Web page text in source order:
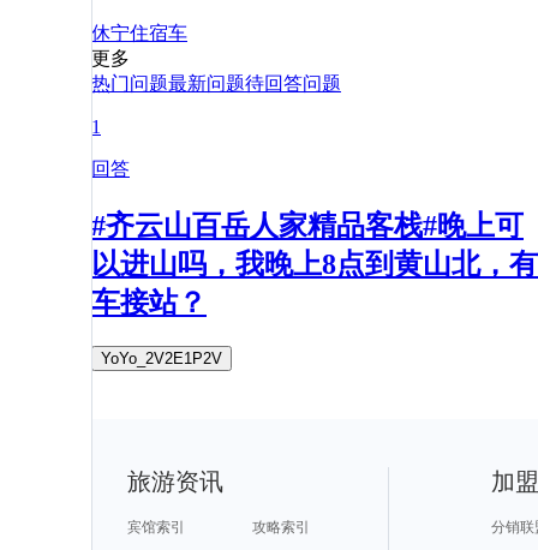
休宁住宿车
更多
热门问题最新问题待回答问题
1
回答
#齐云山百岳人家精品客栈#晚上可
以进山吗，我晚上8点到黄山北，有
车接站？
YoYo_2V2E1P2V
旅游资讯
宾馆索引
攻略索引
加
分销联